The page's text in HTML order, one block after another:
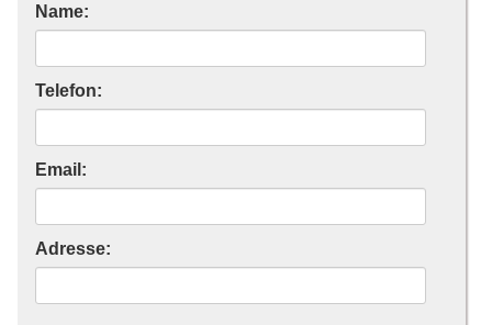
Name:
Telefon:
Email:
Adresse: